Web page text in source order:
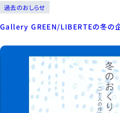
過去のおしらせ
Gallery GREEN/LIBERTEの冬の